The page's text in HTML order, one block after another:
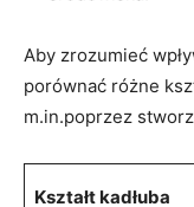
Aby zrozumieć
porównać różne
m.in.poprzez
Kształt kadłuba